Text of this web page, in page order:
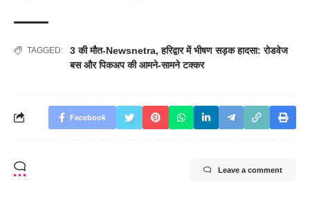
TAGGED: 3 की मौत-Newsnetra,हरिद्वार में भीषण सड़क हादसा: रोडवेज
बस और पिकअप की आमने-सामने टक्कर
Facebook
Leave a comment